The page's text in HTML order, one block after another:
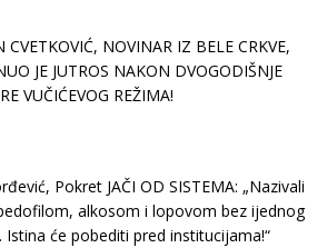
CVETKOVIĆ, NOVINAR IZ BELE CRKVE,
JE JUTROS NAKON DVOGODIŠNJE
VUČIĆEVOG REŽIMA!
Pokret JAČI OD SISTEMA: „Nazivali
alkosom i lopovom bez ijednog
Istina će pobediti pred institucijama!“